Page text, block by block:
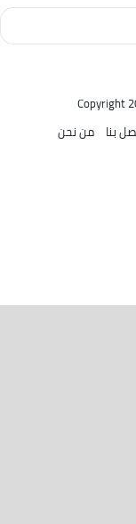
بنا من نحن